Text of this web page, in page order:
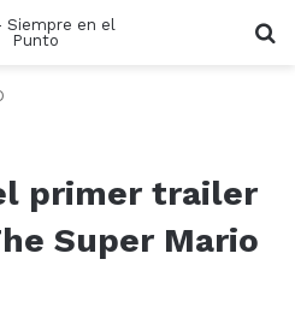
primer trailer
Super Mario